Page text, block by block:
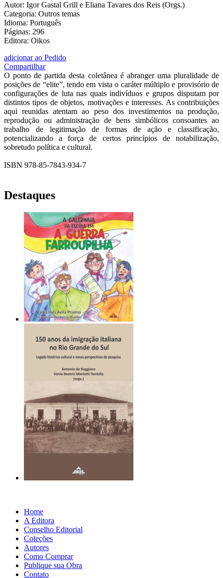
Autor: Igor Gastal Grill e Eliana Tavares dos Reis (Orgs.)
Categoria: Outros temas
Idioma: Português
Páginas: 296
Editora: Oikos
adicionar ao Pedido
Compartilhar
O ponto de partida desta coletânea é abranger uma pluralidade de
posições de “elite”, tendo em vista o caráter múltiplo e provisório de
configurações de luta nas quais indivíduos e grupos disputam por
distintos tipos de objetos, motivações e interesses. As contribuições
aqui reunidas atentam ao peso dos investimentos na produção,
reprodução ou administração de bens simbólicos consoantes ao
trabalho de legitimação de formas de ação e classificação,
potencializando a força de certos princípios de notabilização,
sobretudo política e cultural.
ISBN 978-85-7843-934-7
Destaques
Home
A Editora
Conselho Editorial
Coleções
Autores
Como Comprar
Publique sua Obra
Contato